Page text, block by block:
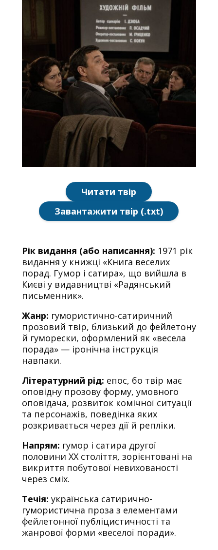
Читати твір
Завантажити твір (.txt)
Рік видання (або написання): 1971 рік
видання у книжці «Книга веселих
порад. Гумор і сатира», що вийшла в
Києві у видавництві «Радянський
письменник».
Жанр: гумористично-сатиричний
прозовий твір, близький до фейлетону
й гуморески, оформлений як «весела
порада» — іронічна інструкція
навпаки.
Літературний рід: епос, бо твір має
оповідну прозову форму, умовного
оповідача, розвиток комічної ситуації
та персонажів, поведінка яких
розкривається через дії й репліки.
Напрям: гумор і сатира другої
половини ХХ століття, зорієнтовані на
викриття побутової невихованості
через сміх.
Течія: українська сатирично-
гумористична проза з елементами
фейлетонної публіцистичності та
жанрової форми «веселої поради».